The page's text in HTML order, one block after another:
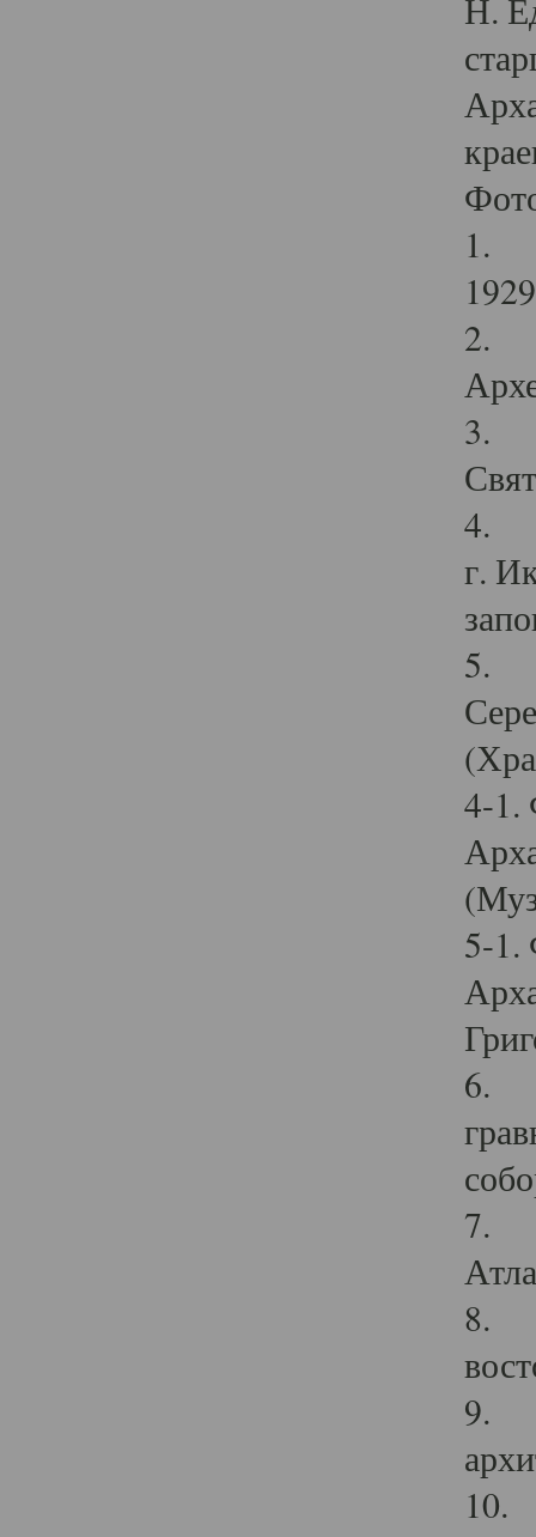
Н.
1.
2.
3.
4.
г.
5.
4-1.
5-1.
6.
7.
8.
9.
10.